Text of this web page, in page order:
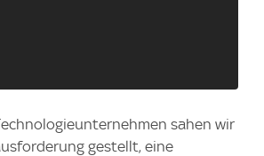
sahen wir
gestellt, eine